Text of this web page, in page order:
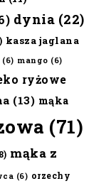
dynia (22)
kasza jaglana
(6) mango (6)
ryżowe
(13) mąka
(71)
mąka z
(6) orzechy